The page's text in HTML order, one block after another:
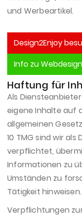
und Werbeartikel.
Design2Enjoy
Info zu
Haftung für
Als
eigene Inhalte auf
allgemeinen
10 TMG sind wir
verpflichtet,
Informationen zu
Umständen zu
Tätigkeit hinweisen.
Verpflichtungen